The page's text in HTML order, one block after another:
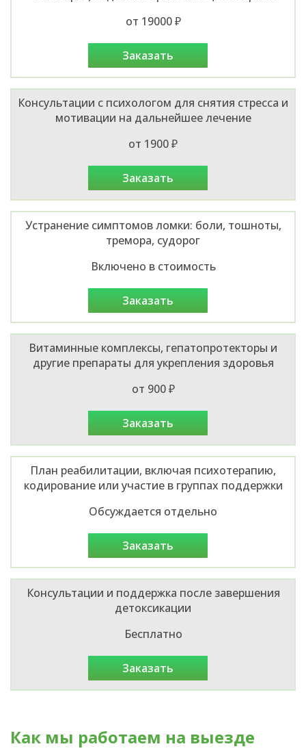
от 19000 ₽
заказать
Консультации с психологом для снятия стресса и
мотивации на дальнейшее лечение
от 1900 ₽
заказать
Устранение симптомов ломки: боли, тошноты,
тремора, судорог
Включено в стоимость
заказать
Витаминные комплексы, гепатопротекторы и
другие препараты для укрепления здоровья
от 900 ₽
заказать
План реабилитации, включая психотерапию,
кодирование или участие в группах поддержки
Обсуждается отдельно
заказать
Консультации и поддержка после завершения
детоксикации
Бесплатно
заказать
Как мы работаем на выезде